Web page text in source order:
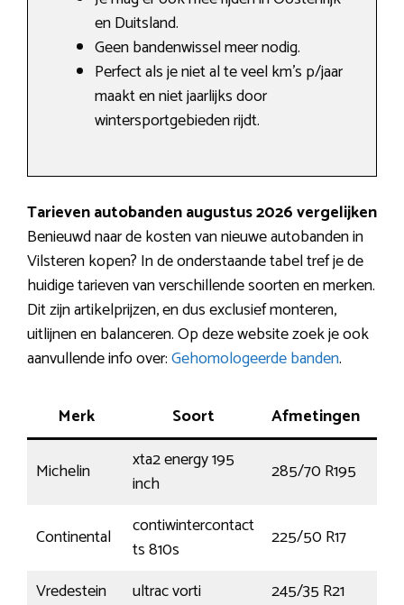
en Duitsland.
Geen bandenwissel meer nodig.
Perfect als je niet al te veel km’s p/jaar
maakt en niet jaarlijks door
wintersportgebieden rijdt.
Tarieven autobanden augustus 2026 vergelijken
Benieuwd naar de kosten van nieuwe autobanden in
Vilsteren kopen? In de onderstaande tabel tref je de
huidige tarieven van verschillende soorten en merken.
Dit zijn artikelprijzen, en dus exclusief monteren,
uitlijnen en balanceren. Op deze website zoek je ook
aanvullende info over:Gehomologeerde banden.
Merk Soort Afmetingen
Michelin
xta2 energy 195
inch
285/70 R195
Continental
contiwintercontact
ts 810s
225/50 R17
Vredestein
ultrac vorti 245/35 R21